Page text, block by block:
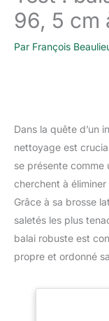
96, 5 cm
Par François
Dans la quête d’un
nettoyage est
se présente comme
cherchent à
Grâce à sa brosse
saletés les plus
balai robuste est
propre et ordonné